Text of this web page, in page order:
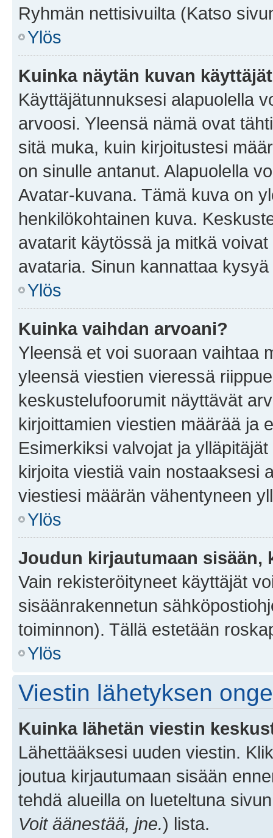
Ryhmän nettisivuilta (Katso
Ylös
Kuinka näytän kuvan
Käyttäjätunnuksesi alapuolella
arvoosi. Yleensä nämä ovat
sitä muka, kuin kirjoitustesi
on sinulle antanut. Alapuolella
Avatar-kuvana. Tämä kuva on
henkilökohtainen kuva.
avatarit käytössä ja mitkä
avataria. Sinun kannattaa
Ylös
Kuinka vaihdan arvoani?
Yleensä et voi suoraan vaihtaa
yleensä viestien vieressä
keskustelufoorumit näyttävät
kirjoittamien viestien määrää ja
Esimerkiksi valvojat ja
kirjoita viestiä vain nostaaksesi
viestiesi määrän vähentyneen
Ylös
Joudun kirjautumaan sisään,
Vain rekisteröityneet käyttäjät
sisäänrakennetun
toiminnon). Tällä estetään
Ylös
Viestin lähetyksen
Kuinka lähetän viestin
Lähettääksesi uuden viestin.
joutua kirjautumaan sisään
tehdä alueilla on lueteltuna
Voit äänestää, jne.) lista.